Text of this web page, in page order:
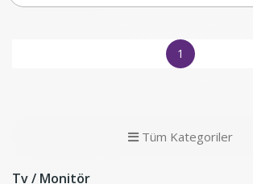
1
Tüm Kategoriler
Tv / Monitör